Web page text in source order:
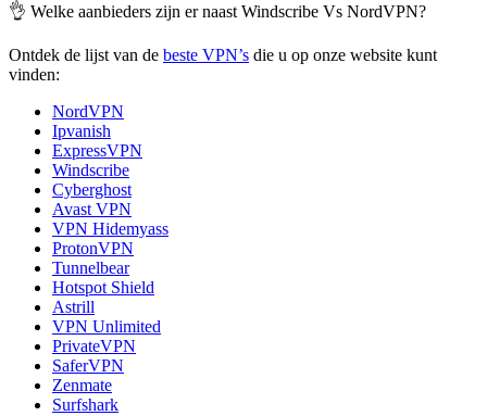
👌 Welke aanbieders zijn er naast Windscribe Vs NordVPN?
Ontdek de lijst van de beste VPN’s die u op onze website kunt
vinden:
NordVPN
Ipvanish
ExpressVPN
Windscribe
Cyberghost
Avast VPN
VPN Hidemyass
ProtonVPN
Tunnelbear
Hotspot Shield
Astrill
VPN Unlimited
PrivateVPN
SaferVPN
Zenmate
Surfshark